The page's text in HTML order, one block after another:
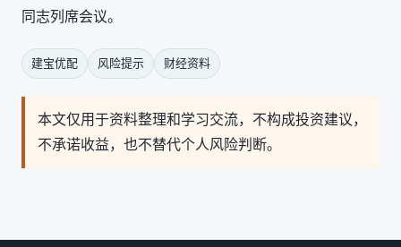
同志列席会议。
建宝优配 风险提示 财经资料
本文仅用于资料整理和学习交流，不构成投资建议，
不承诺收益，也不替代个人风险判断。